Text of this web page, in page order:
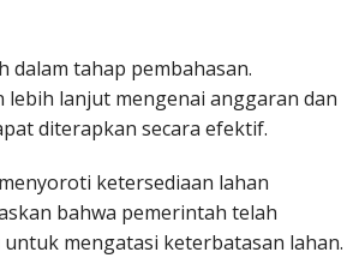
dalam tahap pembahasan.
lebih lanjut mengenai anggaran dan
diterapkan secara efektif.
ketersediaan lahan
bahwa pemerintah telah
mengatasi keterbatasan lahan.